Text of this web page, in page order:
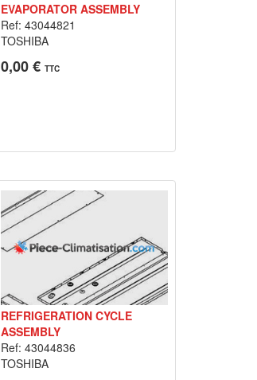
EVAPORATOR ASSEMBLY
Ref: 43044821
TOSHIBA
0,00 € TTC
REFRIGERATION CYCLE
ASSEMBLY
Ref: 43044836
TOSHIBA